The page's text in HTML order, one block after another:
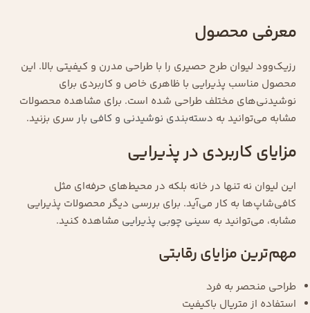
معرفی محصول
رزیک‌وود لیوان طرح حصیری را با طراحی مدرن و کیفیتی بالا. این
محصول مناسب پذیرایی با ظاهری خاص و کاربردی برای
نوشیدنی‌های مختلف طراحی شده است. برای مشاهده محصولات
مشابه می‌توانید به دسته‌بندی نوشیدنی و کافی بار سری بزنید.
مزایای کاربردی در پذیرایی
این لیوان نه تنها در خانه بلکه در محیط‌های حرفه‌ای مثل
کافی‌شاپ‌ها به کار می‌آید. برای بررسی دیگر محصولات پذیرایی
مشابه، می‌توانید به سینی چوبی پذیرایی مشاهده کنید.
مهم‌ترین مزایای رقابتی
طراحی منحصر به فرد
استفاده از متریال باکیفیت